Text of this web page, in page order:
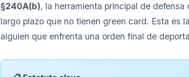
§240A(b), la herramienta principal de
largo plazo que no tienen green card. Esta es
alguien que enfrenta una orden final de